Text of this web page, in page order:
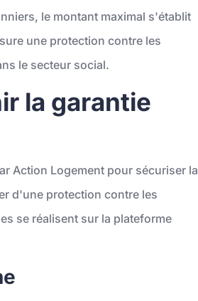
le montant maximal s'établit
une protection contre les
le secteur social.
la garantie
Action Logement pour sécuriser la
d'une protection contre les
se réalisent sur la plateforme